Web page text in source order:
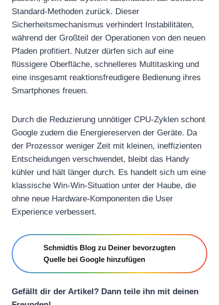
Standard-Methoden zurück. Dieser
Sicherheitsmechanismus verhindert Instabilitäten,
während der Großteil der Operationen von den neuen
Pfaden profitiert. Nutzer dürfen sich auf eine
flüssigere Oberfläche, schnelleres Multitasking und
eine insgesamt reaktionsfreudigere Bedienung ihres
Smartphones freuen.
Durch die Reduzierung unnötiger CPU-Zyklen schont
Google zudem die Energiereserven der Geräte. Da
der Prozessor weniger Zeit mit kleinen, ineffizienten
Entscheidungen verschwendet, bleibt das Handy
kühler und hält länger durch. Es handelt sich um eine
klassische Win-Win-Situation unter der Haube, die
ohne neue Hardware-Komponenten die User
Experience verbessert.
Schmidtis Blog zu Deiner bevorzugten
Quelle bei Google hinzufügen
Gefällt dir der Artikel? Dann teile ihn mit deinen